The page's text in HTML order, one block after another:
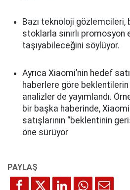
Bazı teknoloji gözlemcileri,
stoklarla sınırlı promosyon
taşıyabileceğini söylüyor.
Ayrıca Xiaomi’nin hedef
haberlere göre beklentilerin
analizler de yayımlandı.
bir başka haberinde,
satışlarının “beklentinin
öne sürüyor